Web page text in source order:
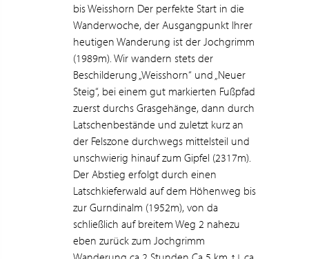
bis Weisshorn Der perfekte Start in die
Wanderwoche, der Ausgangpunkt Ihrer
heutigen Wanderung ist der Jochgrimm
(1989m). Wir wandern stets der
Beschilderung „Weisshorn“ und „Neuer
Steig“, bei einem gut markierten Fußpfad
zuerst durchs Grasgehänge, dann durch
Latschenbestände und zuletzt kurz an
der Felszone durchwegs mittelsteil und
unschwierig hinauf zum Gipfel (2317m).
Der Abstieg erfolgt durch einen
Latschkieferwald auf dem Höhenweg bis
zur Gurndinalm (1952m), von da
schließlich auf breitem Weg 2 nahezu
eben zurück zum Jochgrimm